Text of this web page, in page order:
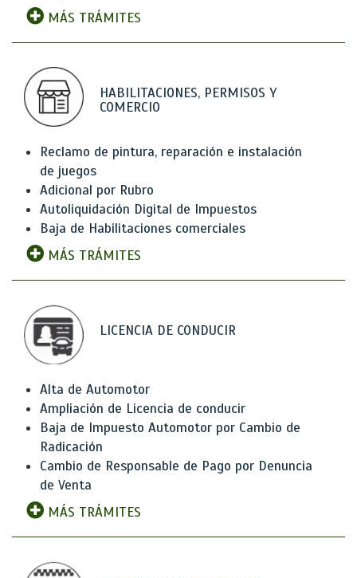
MÁS TRÁMITES
HABILITACIONES, PERMISOS Y
COMERCIO
Reclamo de pintura, reparación e instalación
de juegos
Adicional por Rubro
Autoliquidación Digital de Impuestos
Baja de Habilitaciones comerciales
MÁS TRÁMITES
LICENCIA DE CONDUCIR
Alta de Automotor
Ampliación de Licencia de conducir
Baja de Impuesto Automotor por Cambio de
Radicación
Cambio de Responsable de Pago por Denuncia
de Venta
MÁS TRÁMITES